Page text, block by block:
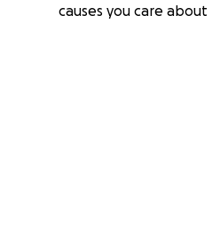
causes you care about